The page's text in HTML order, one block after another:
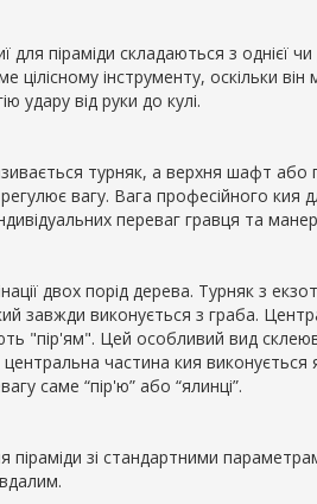
для піраміди складаються з однієї
цілісному інструменту, оскільки він
удару від руки до кулі.
турняк, а верхня шафт або
вагу. Вага професійного кия
переваг гравця та
двох порід дерева. Турняк з
завжди виконується з граба.
"пір'ям". Цей особливий вид
частина кия
саме “пір'ю” або “ялинці”.
піраміди зі стандартними